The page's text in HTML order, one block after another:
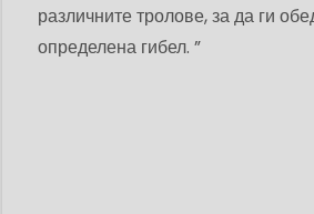
различните тролове, за да ги
определена гибел. ”